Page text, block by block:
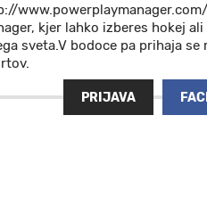
kjer lahko izberes hokej
sveta.V bodoce pa prihaja
PRIJAVA